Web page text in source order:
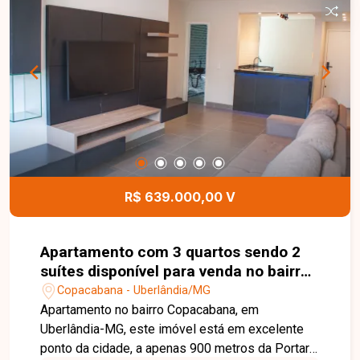
mais informações e agende sua visita.
R$ 639.000,00 V
Apartamento com 3 quartos sendo 2
suítes disponível para venda no bairro
Copacabana em Uberlândia-MG
Copacabana - Uberlândia/MG
Apartamento no bairro Copacabana, em
Uberlândia-MG, este imóvel está em excelente
ponto da cidade, a apenas 900 metros da Portaria